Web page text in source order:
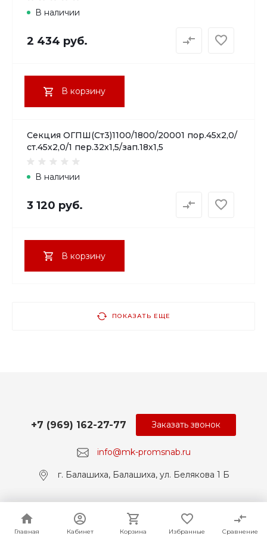
Главная Кабинет Корзина Избранные Сравнение
Главная Кабинет Корзина Избранные Сравнение
В наличии
2 434 руб.
В корзину
Секция ОГПШ(Ст3)1100/1800/20001 пор.45х2,0/
ст.45х2,0/1 пер.32х1,5/зап.18х1,5
В наличии
3 120 руб.
В корзину
ПОКАЗАТЬ ЕЩЕ
info@mk-promsnab.ru
+7 (969) 162-27-77
г. Балашиха, Балашиха, ул. Белякова 1 Б
Заказать звонок
© 2017-2026 Universe, Все права защищены